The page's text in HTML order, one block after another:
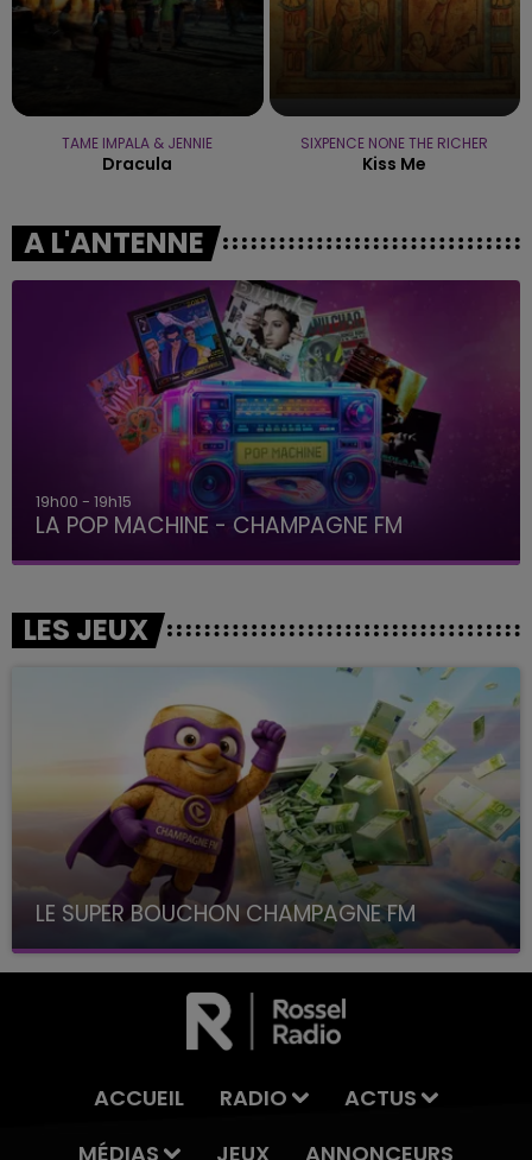
TAME IMPALA & JENNIE
Dracula
SIXPENCE NONE THE RICHER
Kiss Me
A L'ANTENNE
19h15 - 20h00
LA RADIO POP
LES JEUX
LE SUPER BOUCHON CHAMPAGNE FM
avec La Famille Champagne FM, à 8H10
ACCUEIL RADIO
ACTUS
MÉDIAS
JEUX ANNONCEURS